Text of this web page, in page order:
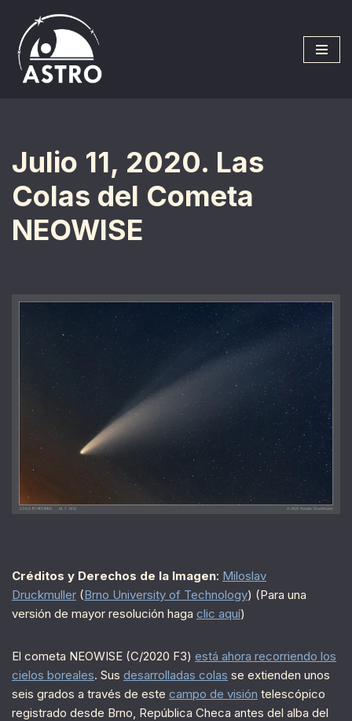
Saltar
al
contenido
Julio 11, 2020. Las
Colas del Cometa
NEOWISE
Créditos y Derechos de la Imagen: Miloslav
Druckmuller (Brno University of Technology) (Para una
versión de mayor resolución haga clic aquí)
El cometa NEOWISE (C/2020 F3) está ahora recorriendo los
cielos boreales. Sus desarrolladas colas se extienden unos
seis grados a través de este campo de visión telescópico
registrado desde Brno, República Checa antes del alba del